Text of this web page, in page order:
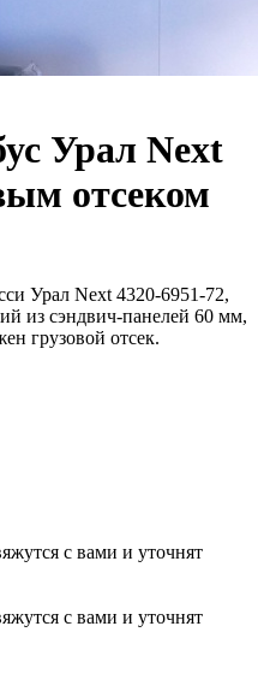
Урал Next
отсеком
Урал Next 4320-6951-72,
из сэндвич-панелей 60 мм,
грузовой отсек.
с вами и уточнят
с вами и уточнят